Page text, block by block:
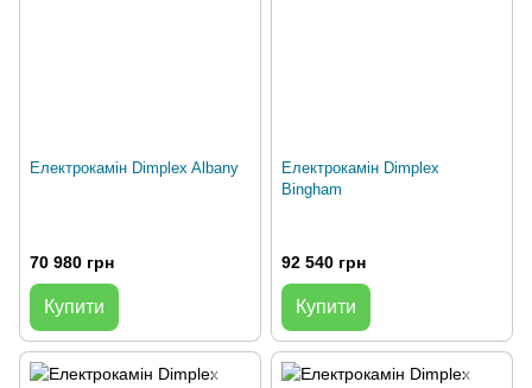
Електрокамін Dimplex Albany
70 980 грн
Купити
Електрокамін Dimplex
Bingham
92 540 грн
Купити